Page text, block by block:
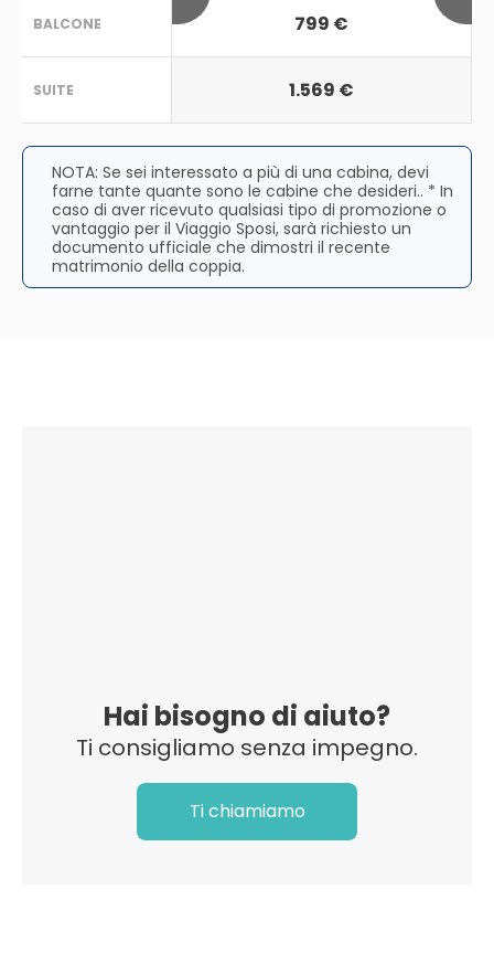
BALCONE
SUITE
799 €
1.569 €
NOTA: Se sei interessato a più di una cabina, devi
farne tante quante sono le cabine che desideri.. * In
caso di aver ricevuto qualsiasi tipo di promozione o
vantaggio per il Viaggio Sposi, sarà richiesto un
documento ufficiale che dimostri il recente
matrimonio della coppia.
Hai bisogno di aiuto?
Ti consigliamo senza impegno.
Ti chiamiamo